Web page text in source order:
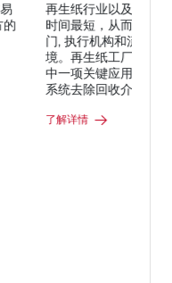
况，要求工厂停机
些工艺工 况要求阀
适应严苛的应用环
造成最大磨损的其
用除砂器和压力筛